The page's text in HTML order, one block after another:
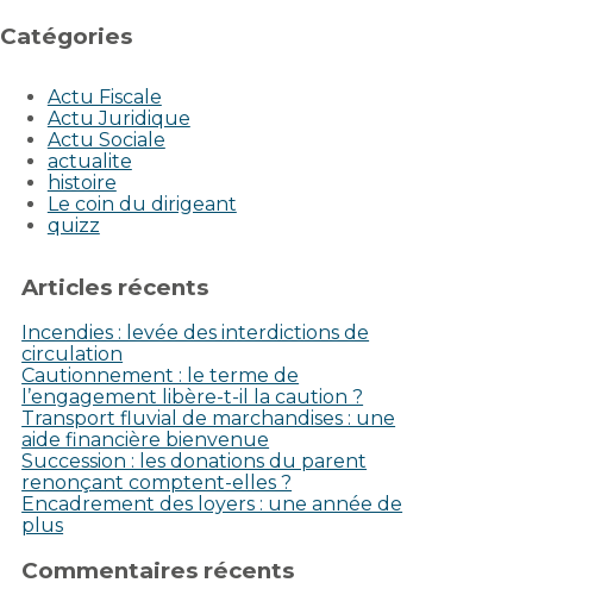
Catégories
Actu Fiscale
Actu Juridique
Actu Sociale
actualite
histoire
Le coin du dirigeant
quizz
Articles récents
Incendies : levée des interdictions de
circulation
Cautionnement : le terme de
l’engagement libère-t-il la caution ?
Transport fluvial de marchandises : une
aide financière bienvenue
Succession : les donations du parent
renonçant comptent-elles ?
Encadrement des loyers : une année de
plus
Commentaires récents